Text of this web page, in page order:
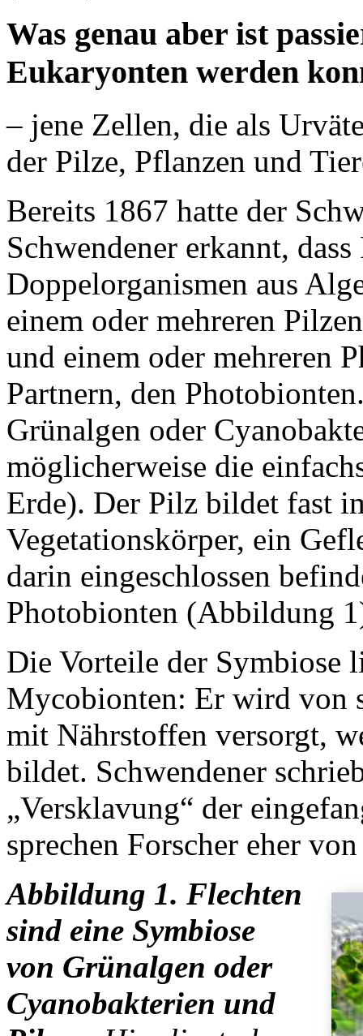
Was genau aber ist
Eukaryonten werden
– jene Zellen, die als
der Pilze, Pflanzen und
Bereits 1867 hatte der
Schwendener erkannt,
Doppelorganismen aus
einem oder mehreren
und einem oder mehreren
Partnern, den
Grünalgen oder
möglicherweise die
Erde). Der Pilz bildet fast
Vegetationskörper, ein
darin eingeschlossen
Photobionten (Abbildung
Die Vorteile der Symbiose
Mycobionten: Er wird von
mit Nährstoffen versorgt,
bildet. Schwendener
„Versklavung“ der
sprechen Forscher eher
Abbildung 1. Flechten
sind eine Symbiose
von Grünalgen oder
Cyanobakterien und